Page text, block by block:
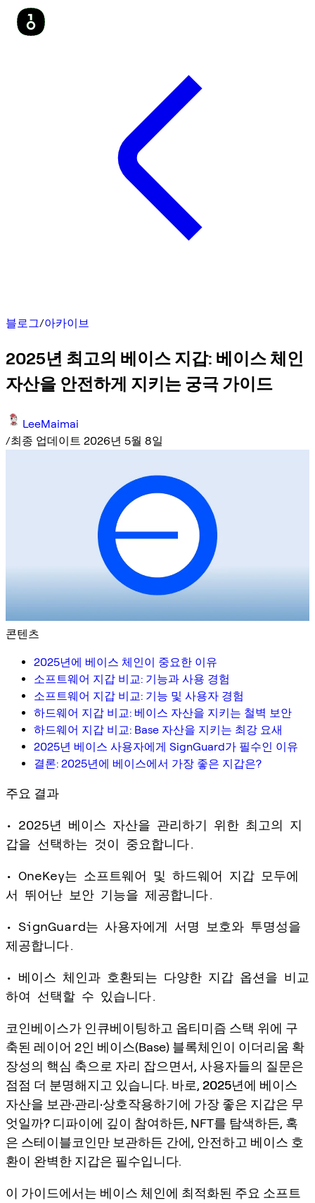
블로그/아카이브
2025년 최고의 베이스 지갑: 베이스 체인
자산을 안전하게 지키는 궁극 가이드
LeeMaimai
/최종 업데이트 2026년 5월 8일
콘텐츠
2025년에 베이스 체인이 중요한 이유
소프트웨어 지갑 비교: 기능과 사용 경험
소프트웨어 지갑 비교: 기능 및 사용자 경험
하드웨어 지갑 비교: 베이스 자산을 지키는 철벽 보안
하드웨어 지갑 비교: Base 자산을 지키는 최강 요새
2025년 베이스 사용자에게 SignGuard가 필수인 이유
결론: 2025년에 베이스에서 가장 좋은 지갑은?
주요 결과
• 2025년 베이스 자산을 관리하기 위한 최고의 지
갑을 선택하는 것이 중요합니다.
• OneKey는 소프트웨어 및 하드웨어 지갑 모두에
서 뛰어난 보안 기능을 제공합니다.
• SignGuard는 사용자에게 서명 보호와 투명성을
제공합니다.
• 베이스 체인과 호환되는 다양한 지갑 옵션을 비교
하여 선택할 수 있습니다.
코인베이스가 인큐베이팅하고 옵티미즘 스택 위에 구
축된 레이어 2인 베이스(Base) 블록체인이 이더리움 확
장성의 핵심 축으로 자리 잡으면서, 사용자들의 질문은
점점 더 분명해지고 있습니다. 바로, 2025년에 베이스
자산을 보관·관리·상호작용하기에 가장 좋은 지갑은 무
엇일까? 디파이에 깊이 참여하든, NFT를 탐색하든, 혹
은 스테이블코인만 보관하든 간에, 안전하고 베이스 호
환이 완벽한 지갑은 필수입니다.
이 가이드에서는 베이스 체인에 최적화된 주요 소프트